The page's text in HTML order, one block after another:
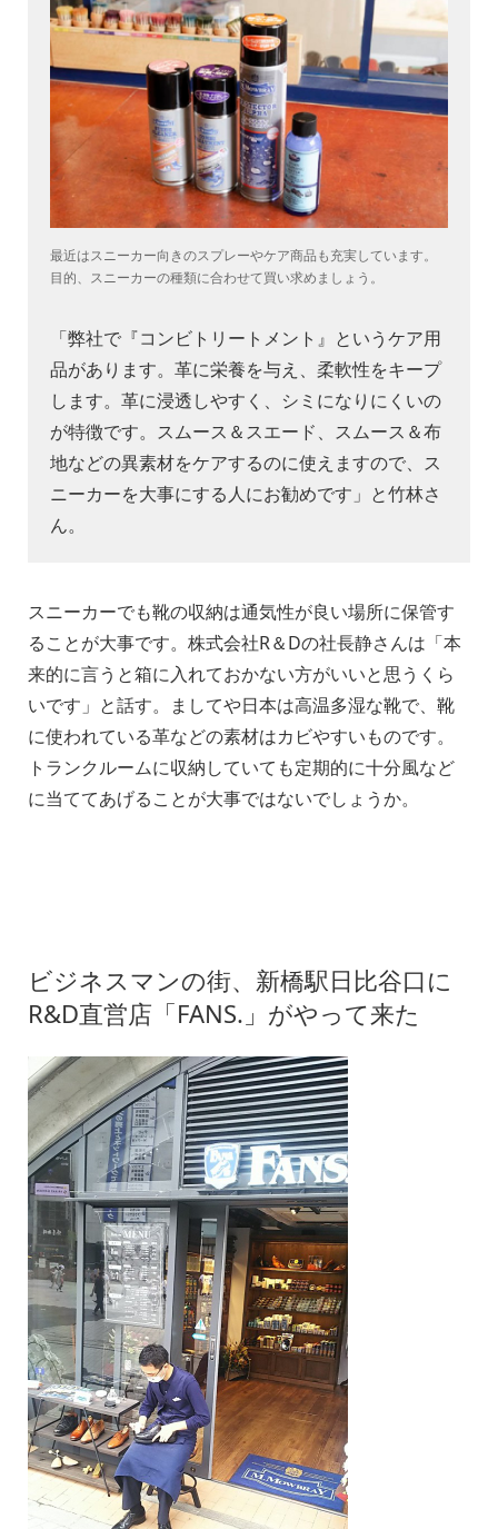
最近はスニーカー向きのスプレーやケア商品も充実しています。
目的、スニーカーの種類に合わせて買い求めましょう。
「弊社で『コンビトリートメント』というケア用
品があります。革に栄養を与え、柔軟性をキープ
します。革に浸透しやすく、シミになりにくいの
が特徴です。スムース＆スエード、スムース＆布
地などの異素材をケアするのに使えますので、ス
ニーカーを大事にする人にお勧めです」と竹林さ
ん。
スニーカーでも靴の収納は通気性が良い場所に保管す
ることが大事です。株式会社R＆Dの社長静さんは「本
来的に言うと箱に入れておかない方がいいと思うくら
いです」と話す。ましてや日本は高温多湿な靴で、靴
に使われている革などの素材はカビやすいものです。
トランクルームに収納していても定期的に十分風など
に当ててあげることが大事ではないでしょうか。
ビジネスマンの街、新橋駅日比谷口に
R&D直営店「FANS.」がやって来た